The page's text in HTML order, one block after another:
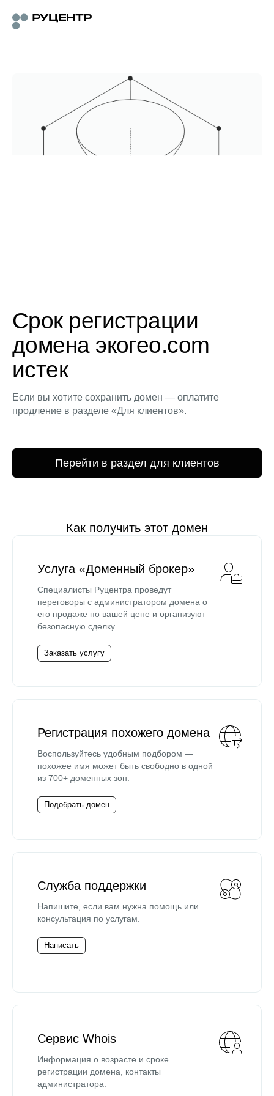
Срок регистрации
домена экогео.com
истек
Если вы хотите сохранить домен — оплатите
продление в разделе «Для клиентов».
Перейти в раздел для клиентов
Как получить этот домен
Услуга «Доменный брокер»
Специалисты Руцентра проведут
переговоры с администратором домена о
его продаже по вашей цене и организуют
безопасную сделку.
Заказать услугу
Регистрация похожего домена
Воспользуйтесь удобным подбором —
похожее имя может быть свободно в одной
из 700+ доменных зон.
Подобрать домен
Служба поддержки
Напишите, если вам нужна помощь или
консультация по услугам.
Написать
Сервис Whois
Информация о возрасте и сроке
регистрации домена, контакты
администратора.